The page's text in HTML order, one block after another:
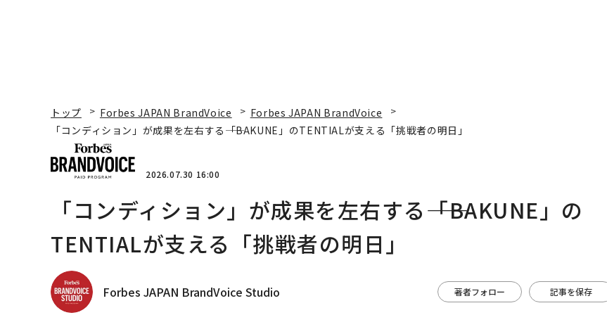
トップ Forbes JAPAN BrandVoice
Forbes JAPAN BrandVoice
「コンディション」が成果を左右する――「BAKUNE」のTENTIALが支える「挑戦者の明日」
2026.07.30 16:00
「コンディション」が成果を左右する――「BAKUNE」の
TENTIALが支える「挑戦者の明日」
Forbes JAPAN BrandVoice Studio 著者フォロー 記事を保存